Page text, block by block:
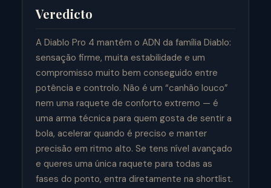
Veredicto
A Diablo Pro 4 mantém o ADN da família Diablo:
sensação firme, muita estabilidade e um
compromisso muito bem conseguido entre
potência e controlo. Não é um “canhão louco”
nem uma raquete de conforto extremo — é
uma arma técnica para quem gosta de sentir a
bola, acelerar quando é preciso e manter
precisão em ritmo alto. Se tens nível avançado
e queres uma única raquete para todas as
fases do ponto, entra diretamente na shortlist.